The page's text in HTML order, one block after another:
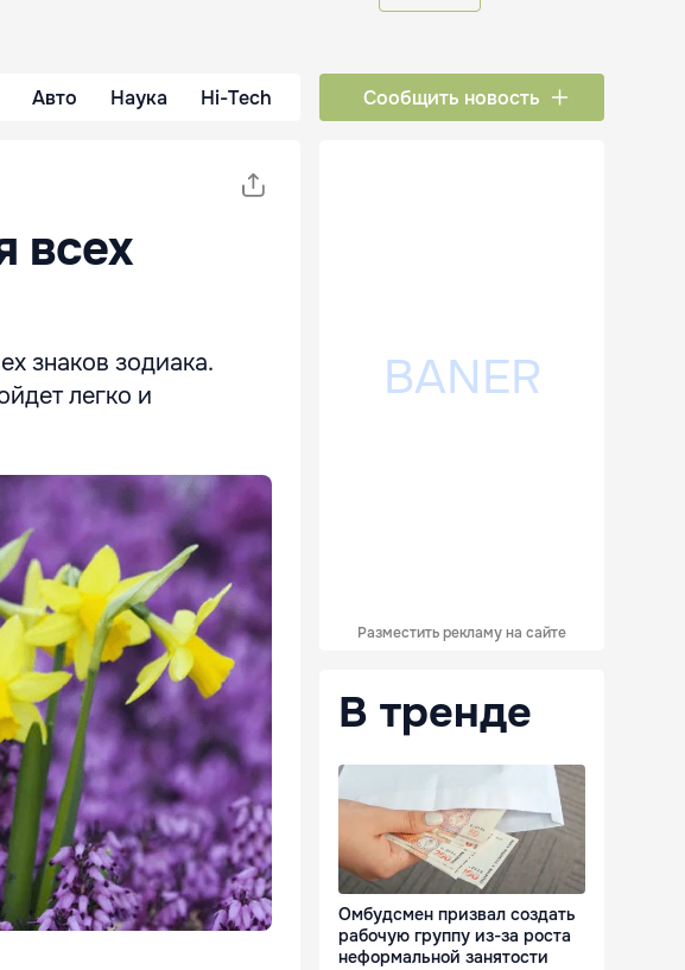
Авто Наука Hi-Tech Сообщить новость
всех
знаков зодиака.
легко и
Разместить рекламу на сайте
В тренде
Омбудсмен призвал создать
рабочую группу из-за роста
неформальной занятости